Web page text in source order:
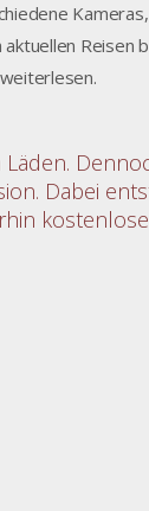
Reisen
Dabei